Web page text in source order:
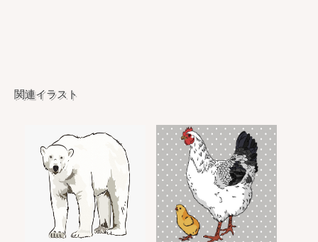
関連イラスト